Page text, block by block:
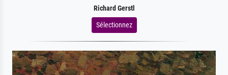
Richard Gerstl
Sélectionnez